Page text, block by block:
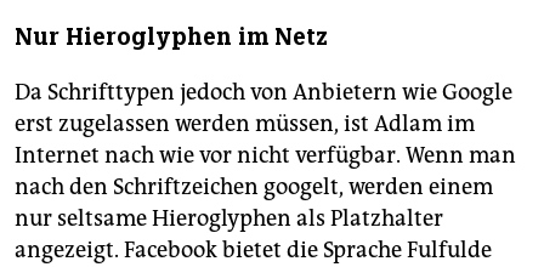
Nur Hieroglyphen im Netz
Da Schrifttypen jedoch von Anbietern wie Google
erst zugelassen werden müssen, ist Adlam im
Internet nach wie vor nicht verfügbar. Wenn man
nach den Schriftzeichen googelt, werden einem
nur seltsame Hieroglyphen als Platzhalter
angezeigt. Face­book bietet die Sprache Fulfulde